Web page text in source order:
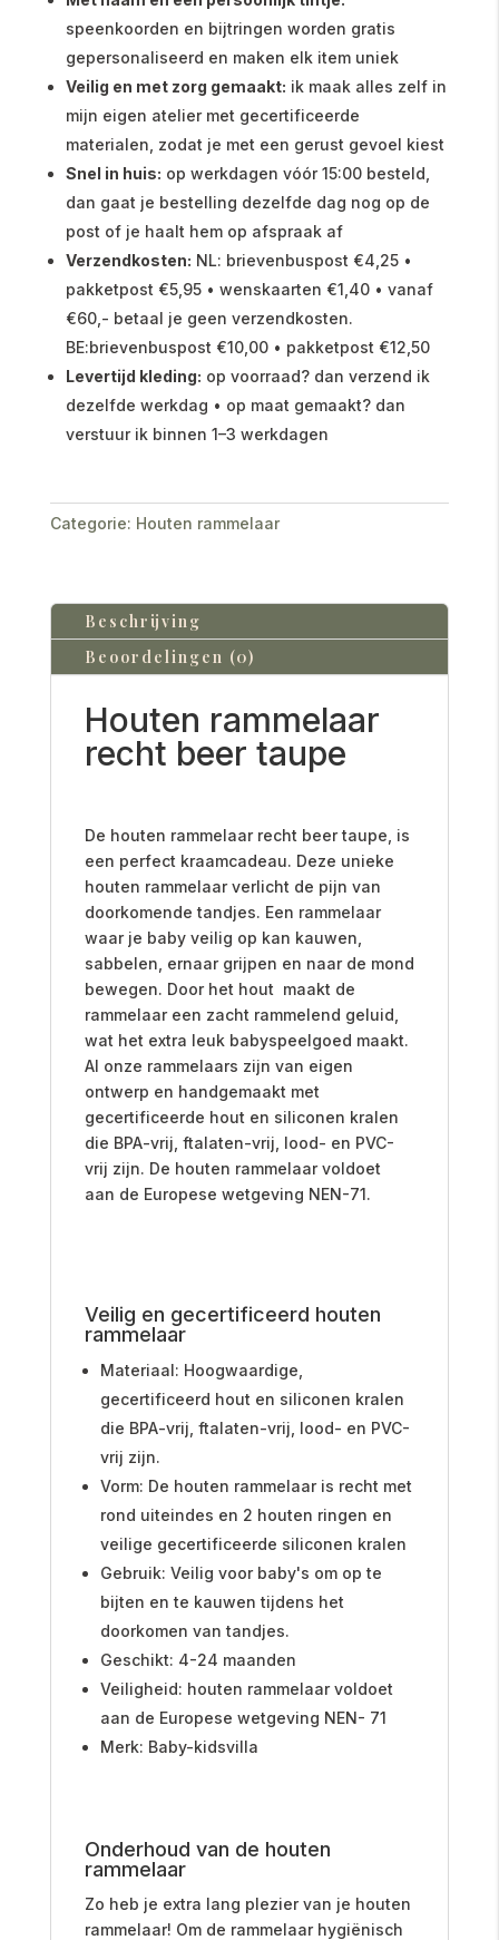
speenkoorden en bijtringen worden gratis
gepersonaliseerd en maken elk item uniek
Veilig en met zorg gemaakt: ik maak alles zelf in
mijn eigen atelier met gecertificeerde
materialen, zodat je met een gerust gevoel kiest
Snel in huis: op werkdagen vóór 15:00 besteld,
dan gaat je bestelling dezelfde dag nog op de
post of je haalt hem op afspraak af
Verzendkosten: NL: brievenbuspost €4,25 •
pakketpost €5,95 • wenskaarten €1,40 • vanaf
€60,- betaal je geen verzendkosten.
BE:brievenbuspost €10,00 • pakketpost €12,50
Levertijd kleding: op voorraad? dan verzend ik
dezelfde werkdag • op maat gemaakt? dan
verstuur ik binnen 1–3 werkdagen
Categorie: Houten rammelaar
Beschrijving
Beoordelingen (0)
Houten rammelaar
recht beer taupe
De houten rammelaar recht beer taupe, is
een perfect kraamcadeau. Deze unieke
houten rammelaar verlicht de pijn van
doorkomende tandjes. Een rammelaar
waar je baby veilig op kan kauwen,
sabbelen, ernaar grijpen en naar de mond
bewegen. Door het hout maakt de
rammelaar een zacht rammelend geluid,
wat het extra leuk babyspeelgoed maakt.
Al onze rammelaars zijn van eigen
ontwerp en handgemaakt met
gecertificeerde hout en siliconen kralen
die BPA-vrij, ftalaten-vrij, lood- en PVC-
vrij zijn. De houten rammelaar voldoet
aan de Europese wetgeving NEN-71.
Veilig en gecertificeerd houten
rammelaar
Materiaal: Hoogwaardige,
gecertificeerd hout en siliconen kralen
die BPA-vrij, ftalaten-vrij, lood- en PVC-
vrij zijn.
Vorm: De houten rammelaar is recht met
rond uiteindes en 2 houten ringen en
veilige gecertificeerde siliconen kralen
Gebruik: Veilig voor baby's om op te
bijten en te kauwen tijdens het
doorkomen van tandjes.
Geschikt: 4-24 maanden
Veiligheid: houten rammelaar voldoet
aan de Europese wetgeving NEN- 71
Merk: Baby-kidsvilla
Onderhoud van de houten
rammelaar
Zo heb je extra lang plezier van je houten
rammelaar! Om de rammelaar hygiënisch